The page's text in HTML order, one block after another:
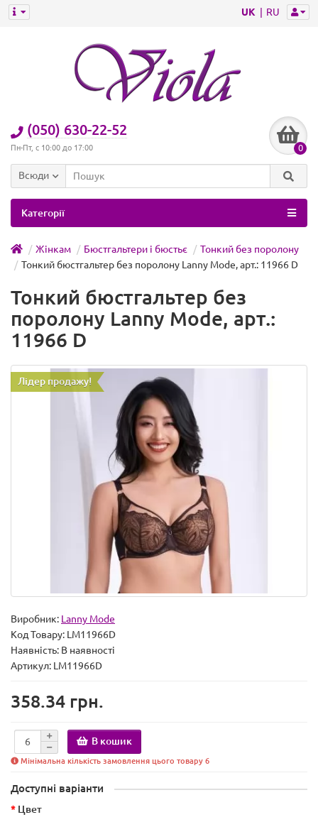
UK RU
(050) 630-22-52
Пн-Пт, с 10:00 до 17:00 0
Всюди
Категорії
Жінкам Бюстгальтери і бюстьє
Тонкий без поролону
Тонкий бюстгальтер без поролону Lanny Mode, арт.: 11966 D
Тонкий бюстгальтер без
поролону Lanny Mode, арт.:
11966 D
Лідер продажу!
Виробник: Lanny Mode
Код Товару: LM11966D
Наявність: В наявності
Артикул: LM11966D
358.34 грн.
В кошик
Мінімальна кількість замовлення цього товару 6
Доступні варіанти
Цвет